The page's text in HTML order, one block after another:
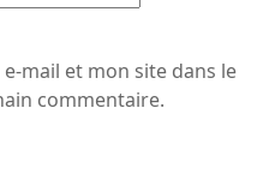
mail et mon site dans le
commentaire.